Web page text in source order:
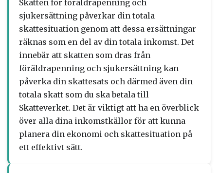
Skatten för föräldrapenning och
sjukersättning påverkar din totala
skattesituation genom att dessa ersättningar
räknas som en del av din totala inkomst. Det
innebär att skatten som dras från
föräldrapenning och sjukersättning kan
påverka din skattesats och därmed även din
totala skatt som du ska betala till
Skatteverket. Det är viktigt att ha en överblick
över alla dina inkomstkällor för att kunna
planera din ekonomi och skattesituation på
ett effektivt sätt.